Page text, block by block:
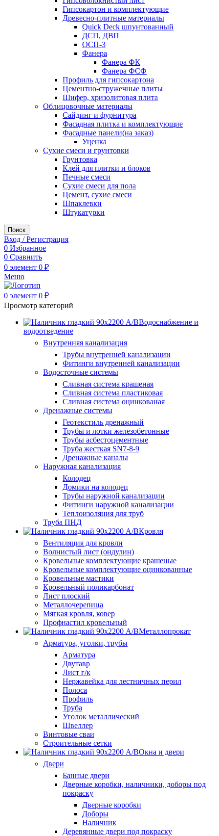
Гипсокартон и комплектующие
Древесно-плитные материалы
Quick Deck шпунтованный
ДСП, ДВП
ОСП-3
Фанера
Фанера ФК
Фанера ФСФ
Профиль для гипсокартона
Цементно-стружечные плиты
Шифер, хризолитовая плита
Облицовочные материалы
Сайдинг и фурнитура
Фасадная плитка и комплектующие
Фасадные панели(на заказ)
Уценка
Сухие смеси и грунтовки
Грунтовка
Клей для плитки и блоков
Печные смеси
Сухие смеси для пола
Цемент, сухие смеси
Шпаклевки
Штукатурки
Поиск
Вход / Регистрация
0 Избранное
0 Сравнить
0 элемент 0 ₽
Меню
0 элемент 0 ₽
Просмотр категорий
Водоснабжение и
водоотведение
Внутренняя канализация
Трубы внутренней канализации
Фитинги внутренней канализации
Водосточные системы
Сливная система крашеная
Сливная система пластиковая
Сливная система оцинкованая
Дренажные системы
Геотекстиль дренажный
Трубы и лотки железобетонные
Трубы асбестоцементные
Труба жесткая SN7-8-9
Дренажные каналы
Наружная канализация
Колодец
Домики на колодец
Трубы наружной канализации
Фитинги наружной канализации
Теплоизоляция для труб
Труба ПНД
Кровля
Вентиляция для кровли
Волнистый лист (ондулин)
Кровельные комплектующие крашеные
Кровельные комплектующие оцинкованные
Кровельные мастики
Кровельный поликарбонат
Лист плоский
Металлочерепица
Мягкая кровля, ковер
Профнастил кровельный
Металлопрокат
Арматура, уголки, трубы
Арматура
Двутавр
Лист г/к
Нержавейка для лестничных перил
Полоса
Профиль
Труба
Уголок металлический
Швеллер
Винтовые сваи
Строительные сетки
Окна и двери
Двери
Банные двери
Дверные коробки, наличники, доборы под
покраску
Дверные коробки
Доборы
Наличник
Деревянные двери под покраску